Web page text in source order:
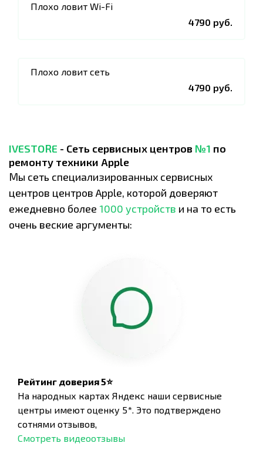
Плохо ловит Wi-Fi
4790 руб.
Плохо ловит сеть
4790 руб.
IVESTORE - Сеть сервисных центров №1 по
ремонту техники Apple
Мы сеть специализированных сервисных
центров центров Apple, которой доверяют
ежедневно более 1000 устройств и на то есть
очень веские аргументы:
Рейтинг доверия 5⭐
На народных картах Яндекс наши сервисные
центры имеют оценку 5*. Это подтверждено
сотнями отзывов,
Смотреть видеоотзывы